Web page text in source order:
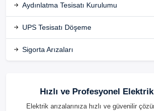
Aydınlatma Tesisatı Kurulumu
UPS Tesisatı Döşeme
Sigorta Arızaları
Hızlı ve Profesyonel
Elektrik arızalarınıza hızlı ve güvenilir